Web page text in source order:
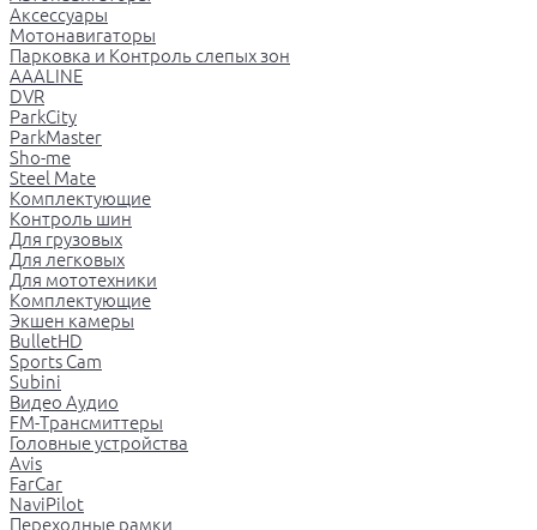
Аксессуары
Мотонавигаторы
Парковка и Контроль слепых зон
AAALINE
DVR
ParkCity
ParkMaster
Sho-me
Steel Mate
Комплектующие
Контроль шин
Для грузовых
Для легковых
Для мототехники
Комплектующие
Экшен камеры
BulletHD
Sports Cam
Subini
Видео Аудио
FM-Трансмиттеры
Головные устройства
Avis
FarCar
NaviPilot
Переходные рамки